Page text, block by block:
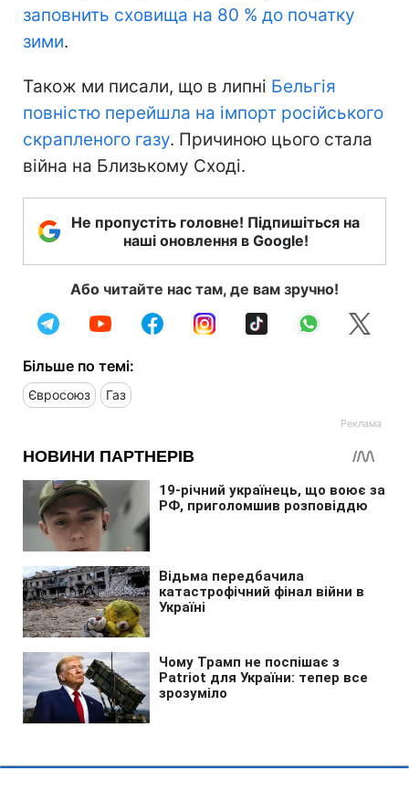
заповнить сховища на 80 % до початку
зими.
Також ми писали, що в липні Бельгія
повністю перейшла на імпорт російського
скрапленого газу. Причиною цього стала
війна на Близькому Сході.
Не пропустіть головне! Підпишіться на
наші оновлення в Google!
Або читайте нас там, де вам зручно!
Більше по темі:
Євросоюз Газ